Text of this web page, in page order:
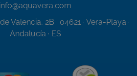
info@aquavera.com
Valencia, 2B · 04621 · Vera-Playa ·
Andalucía · ES